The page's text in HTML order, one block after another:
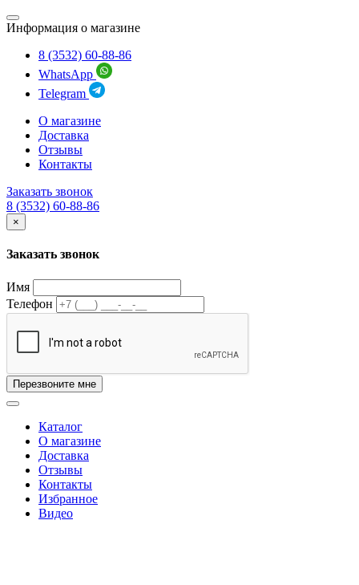
Информация о магазине
8 (3532) 60-88-86
WhatsApp
Telegram
О магазине
Доставка
Отзывы
Контакты
Заказать звонок
8 (3532) 60-88-86
×
Заказать звонок
Имя
Телефон
Перезвоните мне
Каталог
О магазине
Доставка
Отзывы
Контакты
Избранное
Видео